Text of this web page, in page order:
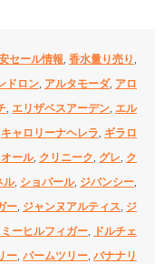
セール情報, 香水量り売り,
ドロン, アルタモーダ, アロ
, エリザベスアーデン, エル
キャロリーナヘレラ, ギラロ
ール, クリニーク, グレ, ク
ル, ショパール, ジバンシー,
ー, ジャンヌアルティス, ジ
ミーヒルフィガー,
ドルチェ
ー, パームツリー, バナナリ